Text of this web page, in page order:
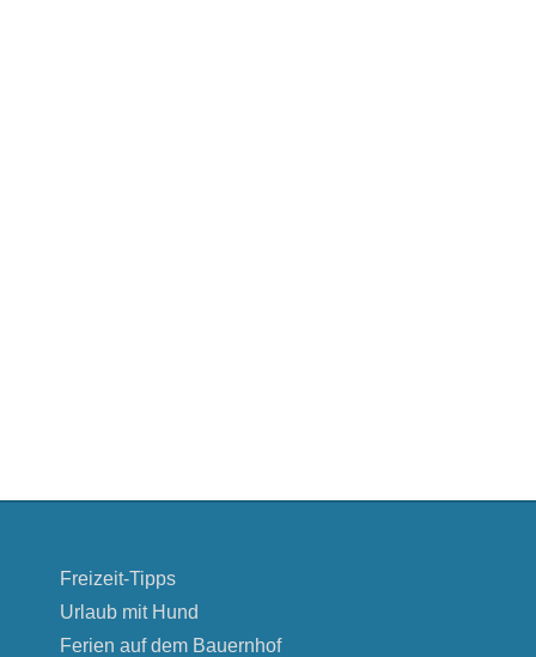
Freizeit-Tipps
Urlaub mit Hund
Ferien auf dem Bauernhof